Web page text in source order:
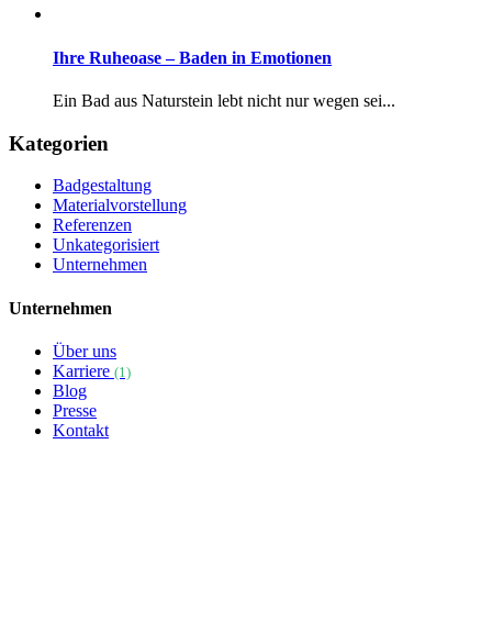
Ihre Ruheoase – Baden in Emotionen
Ein Bad aus Naturstein lebt nicht nur wegen sei...
Kategorien
Badgestaltung
Materialvorstellung
Referenzen
Unkategorisiert
Unternehmen
Unternehmen
Über uns
Karriere (1)
Blog
Presse
Kontakt